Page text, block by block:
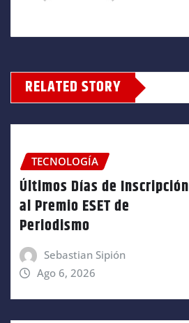
RELATED STORY
TECNOLOGÍA
Últimos Días de Inscripción
al Premio ESET de
Periodismo
Sebastian Sipión
Ago 6, 2026